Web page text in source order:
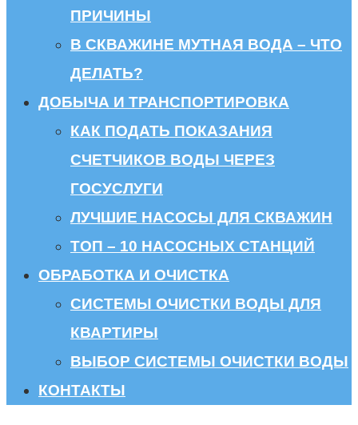
ПРИЧИНЫ
В СКВАЖИНЕ МУТНАЯ ВОДА – ЧТО
ДЕЛАТЬ?
ДОБЫЧА И ТРАНСПОРТИРОВКА
КАК ПОДАТЬ ПОКАЗАНИЯ
СЧЕТЧИКОВ ВОДЫ ЧЕРЕЗ
ГОСУСЛУГИ
ЛУЧШИЕ НАСОСЫ ДЛЯ СКВАЖИН
ТОП – 10 НАСОСНЫХ СТАНЦИЙ
ОБРАБОТКА И ОЧИСТКА
СИСТЕМЫ ОЧИСТКИ ВОДЫ ДЛЯ
КВАРТИРЫ
ВЫБОР СИСТЕМЫ ОЧИСТКИ ВОДЫ
КОНТАКТЫ